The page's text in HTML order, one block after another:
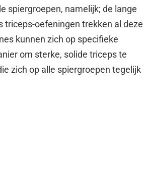
spiergroepen, namelijk; de lange
triceps-oefeningen trekken al deze
kunnen zich op specifieke
om sterke, solide triceps te
zich op alle spiergroepen tegelijk